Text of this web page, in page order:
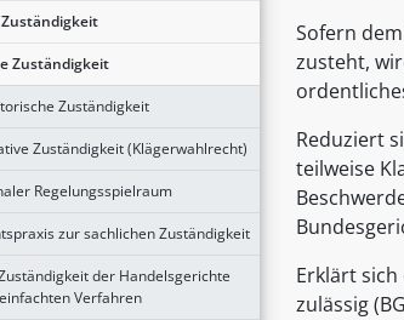
Zuständigkeit
Zuständigkeit
Zuständigkeit (Klägerwahlrecht)
Regelungsspielraum
zur sachlichen Zuständigkeit
der Handelsgerichte
Verfahren
Sofern
zusteht,
Reduziert
teilweise
Erklärt
zulässig